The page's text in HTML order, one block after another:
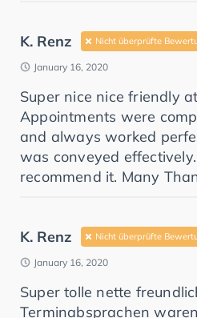
K. Renz Nicht überprüfte
January 16, 2020
Super nice nice friendly
Appointments were
and always worked
was conveyed
recommend it. Many
K. Renz Nicht überprüfte
January 16, 2020
Super tolle nette
Terminabsprachen